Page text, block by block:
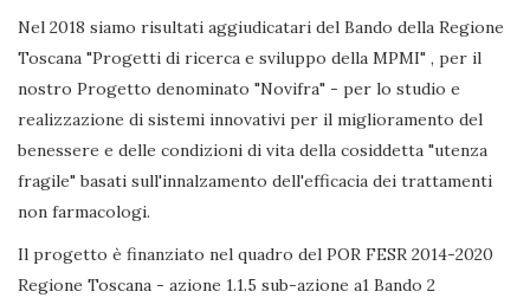
Nel 2018 siamo risultati aggiudicatari del Bando della Regione
Toscana "Progetti di ricerca e sviluppo della MPMI" , per il
nostro Progetto denominato "Novifra" - per lo studio e
realizzazione di sistemi innovativi per il miglioramento del
benessere e delle condizioni di vita della cosiddetta "utenza
fragile" basati sull'innalzamento dell'efficacia dei trattamenti
non farmacologi.
Il progetto è finanziato nel quadro del POR FESR 2014-2020
Regione Toscana - azione 1.1.5 sub-azione a1 Bando 2